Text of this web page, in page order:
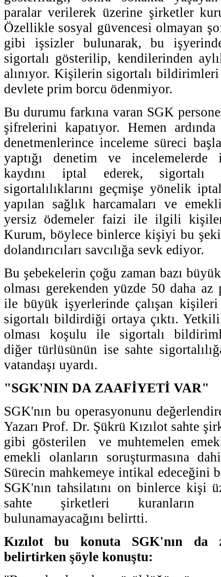
paralar verilerek üzerine şirketler
Özellikle sosyal güvencesi olmayan
gibi işsizler bulunarak, bu
sigortalı gösterilip, kendilerinden
alınıyor. Kişilerin sigortalı
devlete prim borcu ödenmiyor.
Bu durumu farkına varan SGK
şifrelerini kapatıyor. Hemen
denetmenlerince inceleme süreci
yaptığı denetim ve incelemelerde
kaydını iptal ederek,
sigortalılıklarını geçmişe yönelik
yapılan sağlık harcamaları ve
yersiz ödemeler faizi ile ilgili
Kurum, böylece binlerce kişiyi bu
dolandırıcıları savcılığa sevk ediyor.
Bu şebekelerin çoğu zaman bazı
olması gerekenden yüzde 50 daha
ile büyük işyerlerinde çalışan
sigortalı bildirdiği ortaya çıktı.
olması koşulu ile sigortalı
diğer türlüsünün ise sahte
vatandaşı uyardı.
"SGK'NIN DA ZAAFİYETİ VAR"
SGK'nın bu operasyonunu
Yazarı Prof. Dr. Şükrü Kızılot sahte
gibi gösterilen ve muhtemelen
emekli olanların soruşturmasına
Sürecin mahkemeye intikal edeceğini
SGK'nın tahsilatını on binlerce kişi
sahte şirketleri kuranların
bulunamayacağını belirtti.
Kızılot bu konuta SGK'nın da
belirtirken şöyle konuştu: